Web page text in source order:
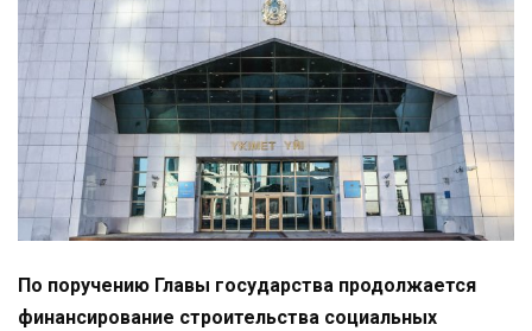
По поручению Главы государства продолжается
финансирование строительства социальных